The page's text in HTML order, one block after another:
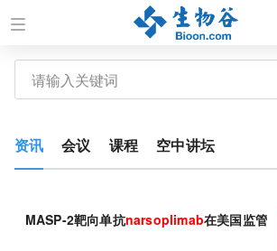
资讯 会议 课程 空中讲坛
MASP-2靶向单抗narsoplimab在美国监管